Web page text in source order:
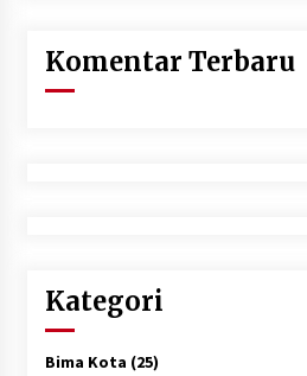
Komentar Terbaru
Kategori
Bima Kota (25)